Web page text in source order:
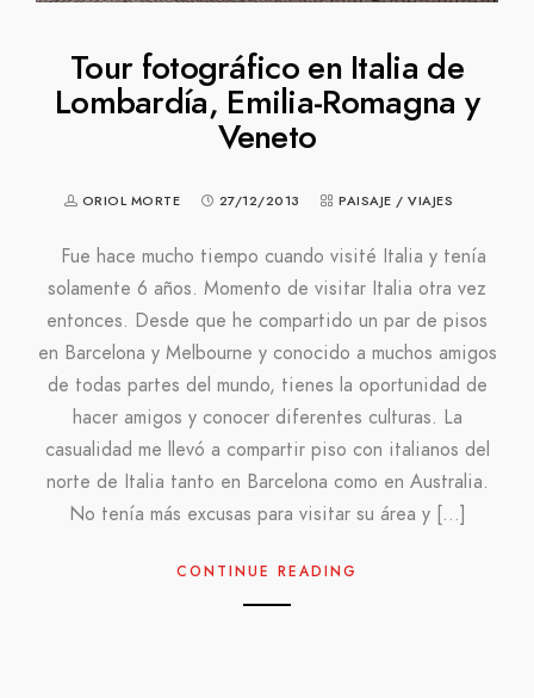
Tour fotográfico en Italia de
Lombardía, Emilia-Romagna y
Veneto
ORIOL MORTE 27/12/2013 PAISAJE /VIAJES
Fue hace mucho tiempo cuando visité Italia y tenía
solamente 6 años. Momento de visitar Italia otra vez
entonces. Desde que he compartido un par de pisos
en Barcelona y Melbourne y conocido a muchos amigos
de todas partes del mundo, tienes la oportunidad de
hacer amigos y conocer diferentes culturas. La
casualidad me llevó a compartir piso con italianos del
norte de Italia tanto en Barcelona como en Australia.
No tenía más excusas para visitar su área y […]
CONTINUE READING